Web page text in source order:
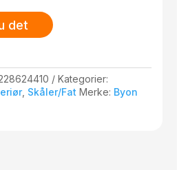
det
Kategorier:
, Skåler/Fat Merke: Byon